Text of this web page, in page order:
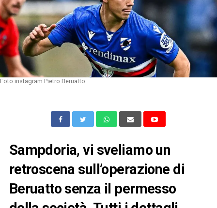
Foto instagram Pietro Beruatto
Sampdoria, vi sveliamo un
retroscena sull’operazione di
Beruatto senza il permesso